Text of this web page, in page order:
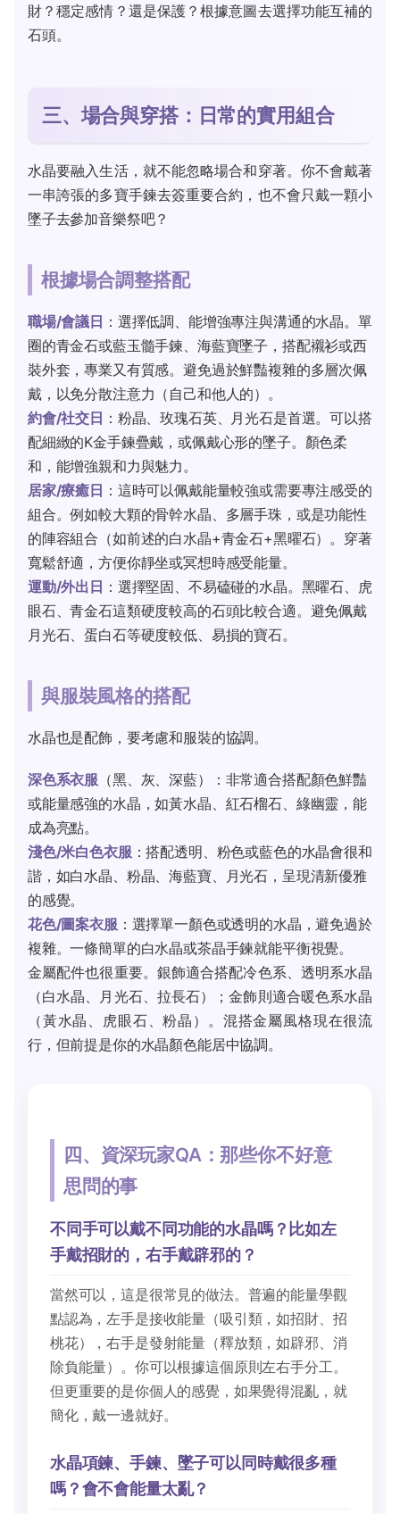
財？穩定感情？還是保護？根據意圖去選擇功能互補的
石頭。
三、場合與穿搭：日常的實用組合
水晶要融入生活，就不能忽略場合和穿著。你不會戴著
一串誇張的多寶手鍊去簽重要合約，也不會只戴一顆小
墜子去參加音樂祭吧？
根據場合調整搭配
職場/會議日 ：選擇低調、能增強專注與溝通的水晶。單
圈的青金石或藍玉髓手鍊、海藍寶墜子，搭配襯衫或西
裝外套，專業又有質感。避免過於鮮豔複雜的多層次佩
戴，以免分散注意力（自己和他人的）。
約會/社交日 ：粉晶、玫瑰石英、月光石是首選。可以搭
配細緻的K金手鍊疊戴，或佩戴心形的墜子。顏色柔
和，能增強親和力與魅力。
居家/療癒日 ：這時可以佩戴能量較強或需要專注感受的
組合。例如較大顆的骨幹水晶、多層手珠，或是功能性
的陣容組合（如前述的白水晶+青金石+黑曜石）。穿著
寬鬆舒適，方便你靜坐或冥想時感受能量。
運動/外出日 ：選擇堅固、不易磕碰的水晶。黑曜石、虎
眼石、青金石這類硬度較高的石頭比較合適。避免佩戴
月光石、蛋白石等硬度較低、易損的寶石。
與服裝風格的搭配
水晶也是配飾，要考慮和服裝的協調。
深色系衣服 （黑、灰、深藍）：非常適合搭配顏色鮮豔
或能量感強的水晶，如黃水晶、紅石榴石、綠幽靈，能
成為亮點。
淺色/米白色衣服 ：搭配透明、粉色或藍色的水晶會很和
諧，如白水晶、粉晶、海藍寶、月光石，呈現清新優雅
的感覺。
花色/圖案衣服 ：選擇單一顏色或透明的水晶，避免過於
複雜。一條簡單的白水晶或茶晶手鍊就能平衡視覺。
金屬配件也很重要。銀飾適合搭配冷色系、透明系水晶
（白水晶、月光石、拉長石）；金飾則適合暖色系水晶
（黃水晶、虎眼石、粉晶）。混搭金屬風格現在很流
行，但前提是你的水晶顏色能居中協調。
四、資深玩家QA：那些你不好意
思問的事
不同手可以戴不同功能的水晶嗎？比如左
手戴招財的，右手戴辟邪的？
當然可以，這是很常見的做法。普遍的能量學觀
點認為，左手是接收能量（吸引類，如招財、招
桃花），右手是發射能量（釋放類，如辟邪、消
除負能量）。你可以根據這個原則左右手分工。
但更重要的是你個人的感覺，如果覺得混亂，就
簡化，戴一邊就好。
水晶項鍊、手鍊、墜子可以同時戴很多種
嗎？會不會能量太亂？